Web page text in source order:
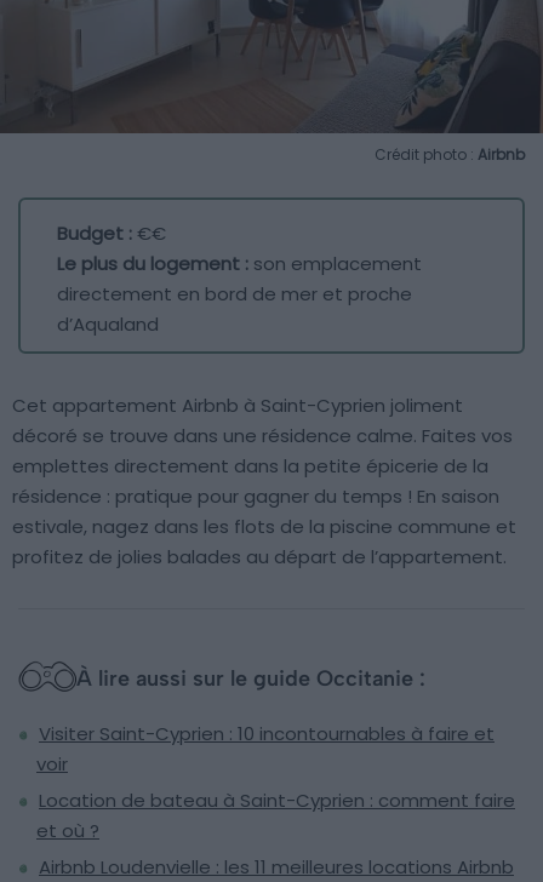
Crédit photo : Airbnb
Budget :€€
Le plus du logement : son emplacement
directement en bord de mer et proche
d’Aqualand
Cet appartement Airbnb à Saint-Cyprien joliment
décoré se trouve dans une résidence calme. Faites vos
emplettes directement dans la petite épicerie de la
résidence : pratique pour gagner du temps ! En saison
estivale, nagez dans les flots de la piscine commune et
profitez de jolies balades au départ de l’appartement.
À lire aussi sur le guide Occitanie :
Visiter Saint-Cyprien : 10 incontournables à faire et
voir
Location de bateau à Saint-Cyprien : comment faire
et où ?
Airbnb Loudenvielle : les 11 meilleures locations Airbnb